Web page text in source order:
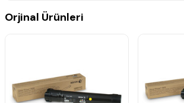
Orjinal Ürünleri